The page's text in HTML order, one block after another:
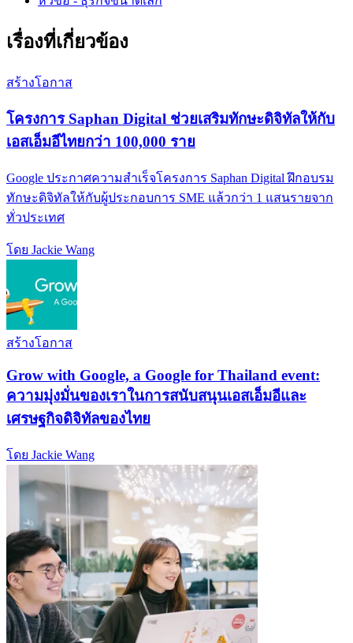
เรื่องที่เกี่ยวข้อง
สร้างโอกาส
โครงการ Saphan Digital ช่วยเสริมทักษะดิจิทัลให้กับ
เอสเอ็มอีไทยกว่า 100,000 ราย
Google ประกาศความสำเร็จโครงการ Saphan Digital ฝึกอบรม
ทักษะดิจิทัลให้กับผู้ประกอบการ SME แล้วกว่า 1 แสนรายจาก
ทั่วประเทศ
โดย Jackie Wang
สร้างโอกาส
Grow with Google, a Google for Thailand event:
ความมุ่งมั่นของเราในการสนับสนุนเอสเอ็มอีและ
เศรษฐกิจดิจิทัลของไทย
โดย Jackie Wang